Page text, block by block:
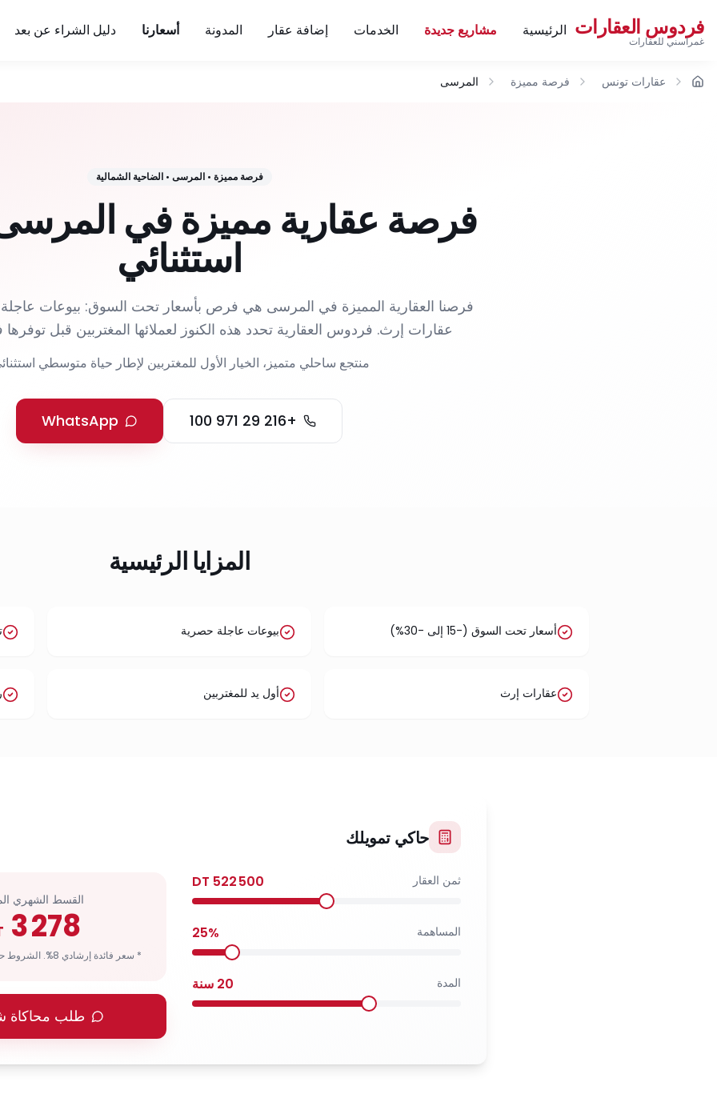
فردوس العقارات
غمراسني للعقارات
الرئيسية مشاريع جديدة الخدمات إضافة عقار المدونة أسعارنا دليل الشراء عن بعد
الرئيسية عقارات تونس فرصة مميزة المرسى
فرصة مميزة •المرسى •الضاحية الشمالية
فرصة عقارية مميزة في
استثنائي
فرصنا العقارية المميزة في المرسى هي فرص بأسعار تحت السوق: بيوعات
عقارات إرث. فردوس العقارية تحدد هذه الكنوز لعملائها المغتربين قبل
منتجع ساحلي متميز، الخيار الأول للمغتربين لإطار حياة متوسطي
WhatsApp +216 29 971 100
المزايا الرئيسية
أسعار تحت السوق (-15 إلى -30%) بيوعات عاجلة حصرية
عقارات إرث أول يد للمغتربين
حاكي تمويلك
ثمن العقار 522 500
المساهمة 25%
المدة 20 سنة
القسط الشهري
3 278
* سعر فائدة إرشادي 8%. الشروط حسب ملف المغترب.
طلب محاكاة